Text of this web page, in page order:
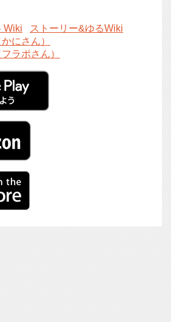
Wiki
ストーリー&ゆるWiki
にさん）
ラポさん）